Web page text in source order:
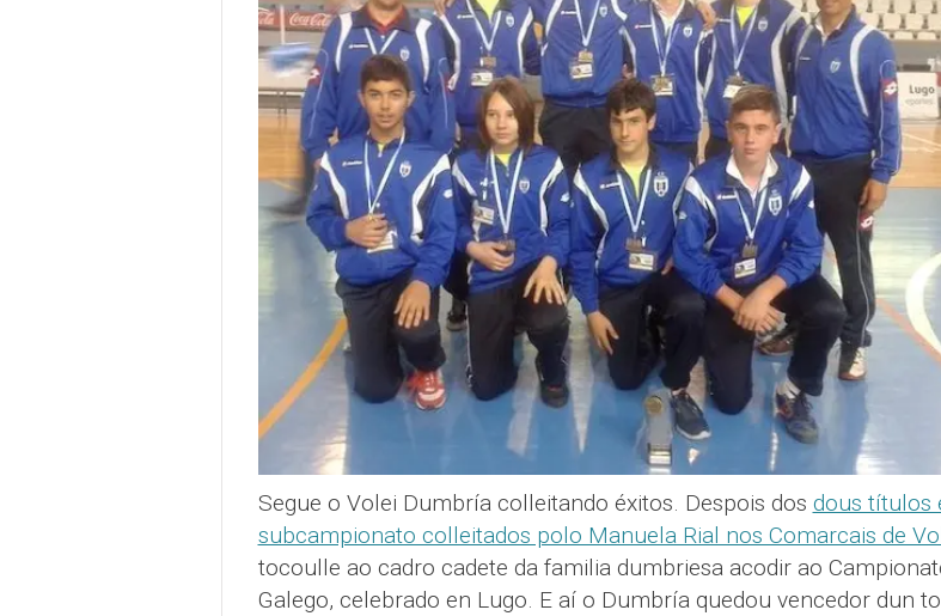
Segue o Volei Dumbría colleitando éxitos. Despois dos dous títulos
subcampionato colleitados polo Manuela Rial nos Comarcais de
tocoulle ao cadro cadete da familia dumbriesa acodir ao
Galego, celebrado en Lugo. E aí o Dumbría quedou vencedor dun